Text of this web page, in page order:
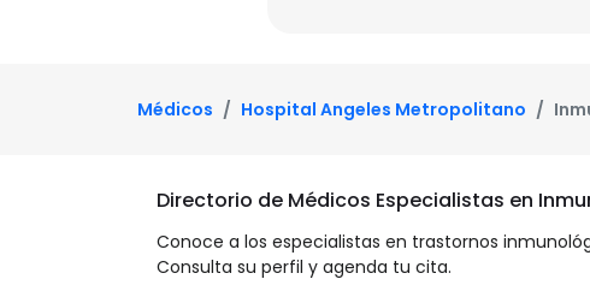
Médicos Hospital Angeles Metropolitano
Directorio de Médicos Especialistas en
Conoce a los especialistas en trastornos
Consulta su perfil y agenda tu cita.